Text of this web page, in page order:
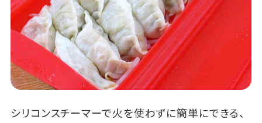
シリコンスチーマーで火を使わずに簡単にできる、